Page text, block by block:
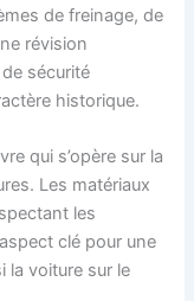
de freinage, de
révision
sécurité
historique.
qui s’opère sur la
Les matériaux
les
clé pour une
la voiture sur le